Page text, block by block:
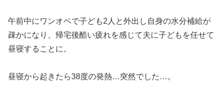
午前中にワンオペで子ども2人と外出し自身の水分補給が
疎かになり、帰宅後酷い疲れを感じて夫に子どもを任せて
昼寝することに。
昼寝から起きたら38度の発熱…突然でした…。